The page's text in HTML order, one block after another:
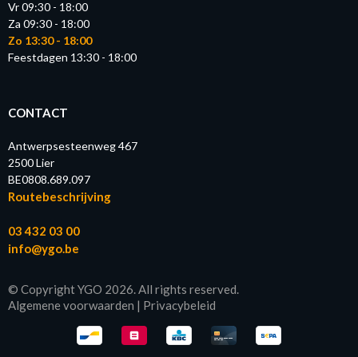
Vr 09:30 - 18:00
Za 09:30 - 18:00
Zo 13:30 - 18:00
Feestdagen 13:30 - 18:00
CONTACT
Antwerpsesteenweg 467
2500 Lier
BE0808.689.097
Routebeschrijving
03 432 03 00
info@ygo.be
© Copyright YGO 2026. All rights reserved.
Algemene voorwaarden | Privacybeleid